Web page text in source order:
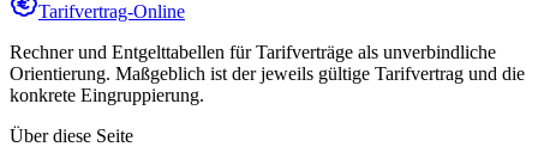
Tarifvertrag-Online
Rechner und Entgelttabellen für Tarifverträge als unverbindliche
Orientierung. Maßgeblich ist der jeweils gültige Tarifvertrag und die
konkrete Eingruppierung.
Über diese Seite